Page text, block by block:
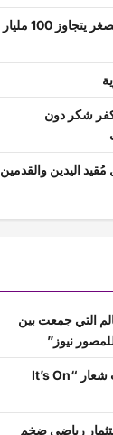
تمويل المشروعات الصغيرة ومتناهية الصغر يتجاوز 100 مليار
شكر دون
اليدين والقدمين
التي جمعت بين
نيوز”
انطلاقة جديدة تحت شعار “It’s On
رياضي ضخم